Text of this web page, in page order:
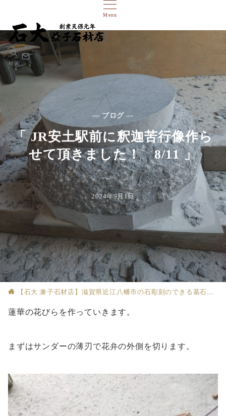
Menu
検索
— ブログ —
「 JR安土駅前に釈迦苦行像作ら
せて頂きました！ 8/11 」
2024年9月1日
【石大 兼子石材店】滋賀県近江八幡市の石彫刻のできる墓石店
蓮華の花びらを作っていきます。
まずはサンダーの薄刃で花弁の外側を切ります。